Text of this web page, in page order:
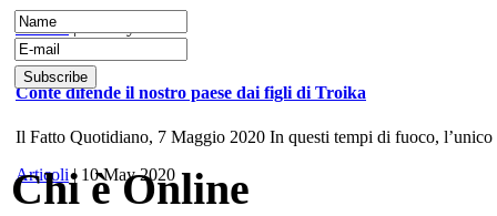
Articoli
Conte difende il nostro paese dai figli di Troika
Il Fatto Quotidiano, 7 Maggio 2020 In questi tempi di fuoco,
Articoli| 10 May 2020
Chi è Online